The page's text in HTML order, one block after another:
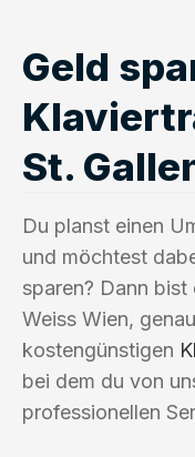
Geld
St.
Du planst einen
und möchtest
sparen? Dann
Weiss Wien,
kostengünstigen
bei dem du von
professionellen